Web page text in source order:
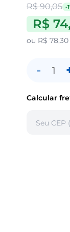
R$ 90,05 -
R$
ou R$ 78,30
- 1
Calcular